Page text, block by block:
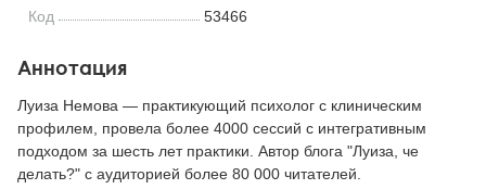
Код
53466
Аннотация
Луиза Немова — практикующий психолог с клиническим
профилем, провела более 4000 сессий с интегративным
подходом за шесть лет практики. Автор блога "Луиза, че
делать?" с аудиторией более 80 000 читателей.